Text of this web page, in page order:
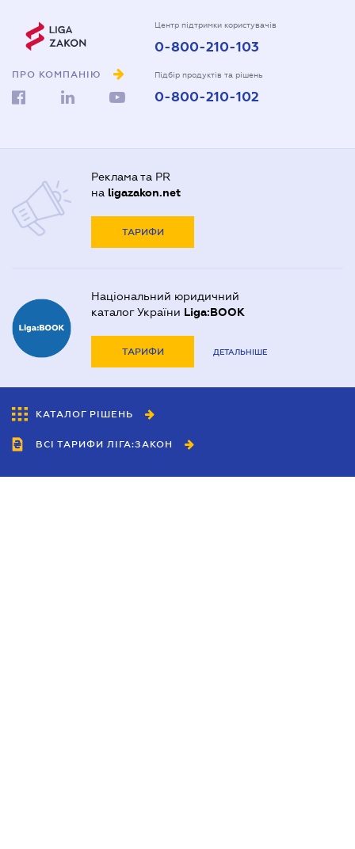
ПРО КОМПАНІЮ
Центр підтримки користувачів
0-800-210-103
Підбір продуктів та рішень
0-800-210-102
Реклама та PR
на ligazakon.net
ТАРИФИ
Національний юридичний
каталог України Liga:BOOK
ТАРИФИ ДЕТАЛЬНІШЕ
КАТАЛОГ РІШЕНЬ
ВСІ ТАРИФИ ЛІГА:ЗАКОН